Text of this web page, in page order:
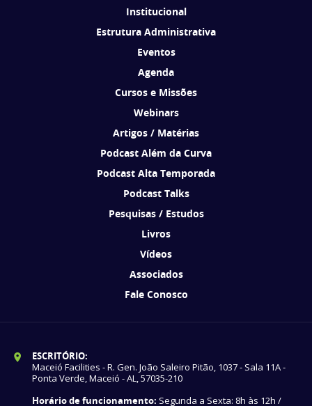
Institucional
Estrutura Administrativa
Eventos
Agenda
Cursos e Missões
Webinars
Artigos / Matérias
Podcast Além da Curva
Podcast Alta Temporada
Podcast Talks
Pesquisas / Estudos
Livros
Vídeos
Associados
Fale Conosco
ESCRITÓRIO:
Maceió Facilities - R. Gen. João Saleiro Pitão, 1037 - Sala 11A -
Ponta Verde, Maceió - AL, 57035-210
Horário de funcionamento: Segunda a Sexta: 8h às 12h /